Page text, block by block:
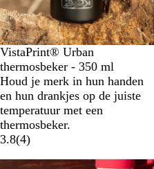
VistaPrint® Urban
thermosbeker - 350 ml
Houd je merk in hun handen
en hun drankjes op de juiste
temperatuur met een
thermosbeker.
3.8(4)